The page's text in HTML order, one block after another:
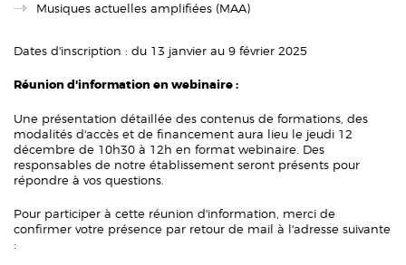
Musiques actuelles amplifiées (MAA)
Dates d'inscription : du 13 janvier au 9 février 2025
Réunion d'information en webinaire :
Une présentation détaillée des contenus de formations, des
modalités d'accès et de financement aura lieu le jeudi 12
décembre de 10h30 à 12h en format webinaire. Des
responsables de notre établissement seront présents pour
répondre à vos questions.
Pour participer à cette réunion d'information, merci de
confirmer votre présence par retour de mail à l'adresse suivante
: